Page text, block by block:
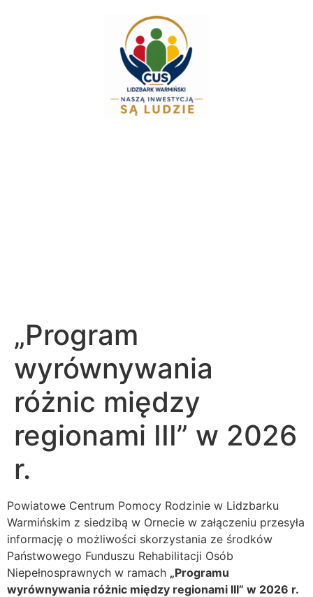
„Program
wyrównywania
różnic między
regionami III” w 2026
r.
Powiatowe Centrum Pomocy Rodzinie w Lidzbarku
Warmińskim z siedzibą w Ornecie w załączeniu przesyła
informację o możliwości skorzystania ze środków
Państwowego Funduszu Rehabilitacji Osób
Niepełnosprawnych w ramach „Programu
wyrównywania różnic między regionami III” w 2026 r.